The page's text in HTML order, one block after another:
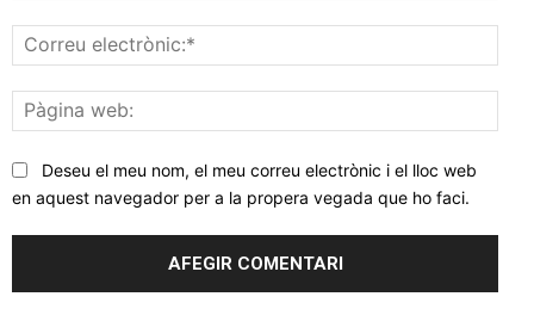
web:
Deseu el meu nom, el meu correu electrònic i el lloc web
en aquest navegador per a la propera vegada que ho faci.